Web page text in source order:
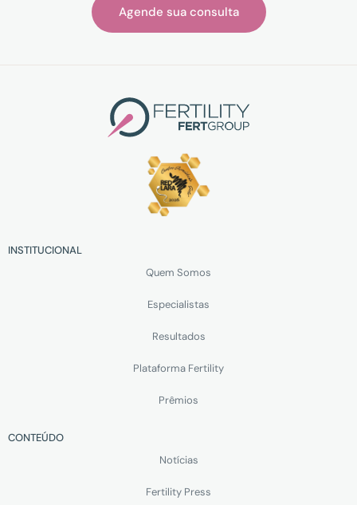
Agende sua consulta
INSTITUCIONAL
Quem Somos
Especialistas
Resultados
Plataforma Fertility
Prêmios
CONTEÚDO
Notícias
Fertility Press